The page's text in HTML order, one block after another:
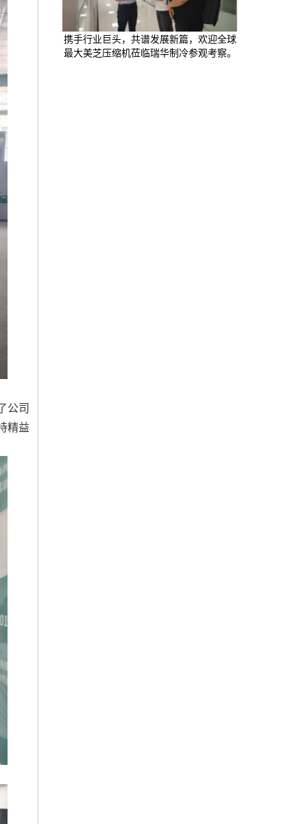
公司
精益
携手行业巨头，共谱发展新篇，欢迎全球
最大美芝压缩机莅临瑞华制冷参观考察。